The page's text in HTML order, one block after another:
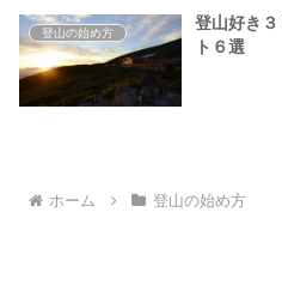
登山の始め方
登山好き
ト６選
ホーム 登山の始め方